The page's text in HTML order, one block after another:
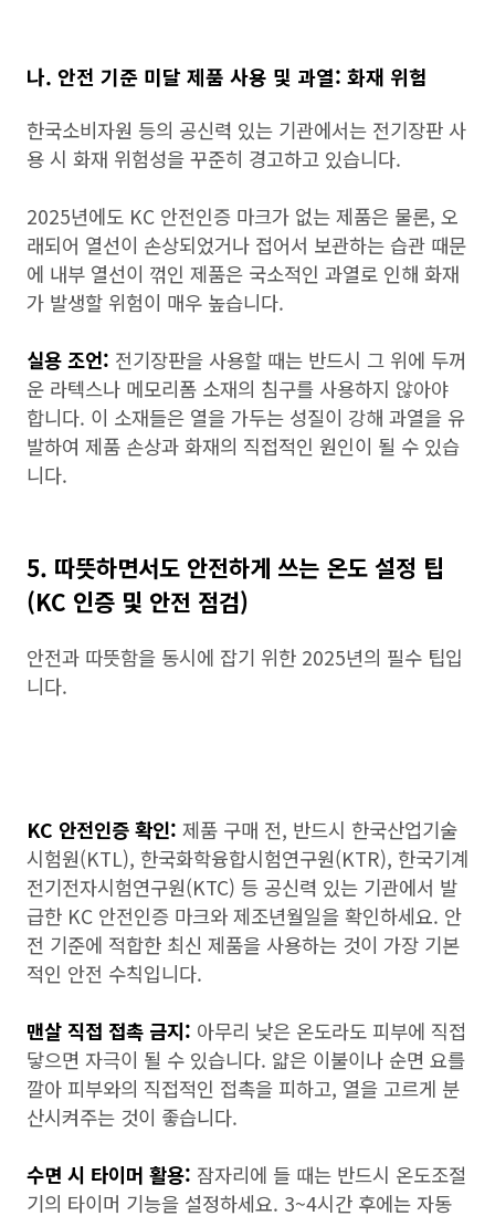
나. 안전 기준 미달 제품 사용 및 과열: 화재 위험
한국소비자원 등의 공신력 있는 기관에서는 전기장판 사
용 시 화재 위험성을 꾸준히 경고하고 있습니다.
2025년에도 KC 안전인증 마크가 없는 제품은 물론, 오
래되어 열선이 손상되었거나 접어서 보관하는 습관 때문
에 내부 열선이 꺾인 제품은 국소적인 과열로 인해 화재
가 발생할 위험이 매우 높습니다.
실용 조언: 전기장판을 사용할 때는 반드시 그 위에 두꺼
운 라텍스나 메모리폼 소재의 침구를 사용하지 않아야
합니다. 이 소재들은 열을 가두는 성질이 강해 과열을 유
발하여 제품 손상과 화재의 직접적인 원인이 될 수 있습
니다.
5. 따뜻하면서도 안전하게 쓰는 온도 설정 팁
(KC 인증 및 안전 점검)
안전과 따뜻함을 동시에 잡기 위한 2025년의 필수 팁입
니다.
KC 안전인증 확인: 제품 구매 전, 반드시 한국산업기술
시험원(KTL), 한국화학융합시험연구원(KTR), 한국기계
전기전자시험연구원(KTC) 등 공신력 있는 기관에서 발
급한 KC 안전인증 마크와 제조년월일을 확인하세요. 안
전 기준에 적합한 최신 제품을 사용하는 것이 가장 기본
적인 안전 수칙입니다.
맨살 직접 접촉 금지: 아무리 낮은 온도라도 피부에 직접
닿으면 자극이 될 수 있습니다. 얇은 이불이나 순면 요를
깔아 피부와의 직접적인 접촉을 피하고, 열을 고르게 분
산시켜주는 것이 좋습니다.
수면 시 타이머 활용: 잠자리에 들 때는 반드시 온도조절
기의 타이머 기능을 설정하세요. 3~4시간 후에는 자동